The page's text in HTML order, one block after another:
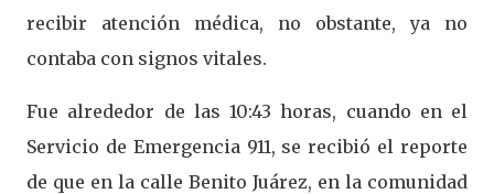
recibir atención médica, no obstante, ya no
contaba con signos vitales.
Fue alrededor de las 10:43 horas, cuando en el
Servicio de Emergencia 911, se recibió el reporte
de que en la calle Benito Juárez, en la comunidad